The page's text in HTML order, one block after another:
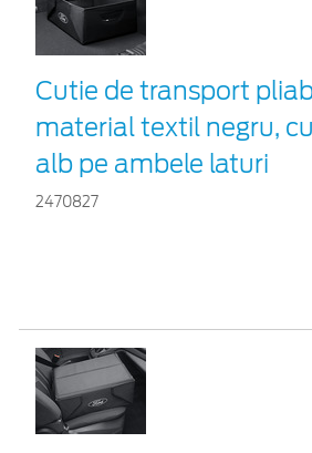
Cutie de transport
material textil negru,
alb pe ambele laturi
2470827